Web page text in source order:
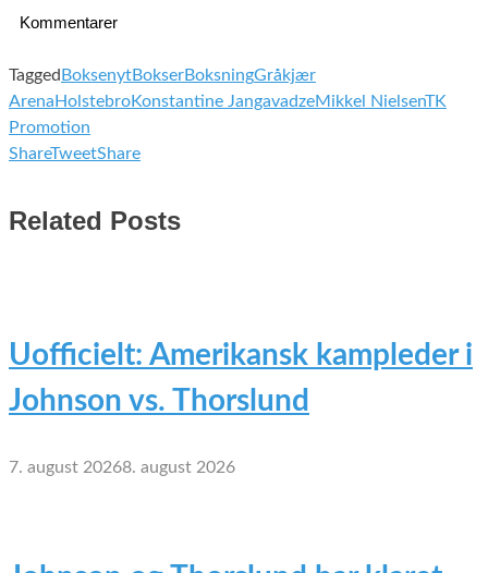
Kommentarer
Tagged BoksenytBokserBoksningGråkjær
Arena HolstebroKonstantine JangavadzeMikkel NielsenTK
Promotion
ShareTweetShare
Related Posts
Uofficielt: Amerikansk kampleder i
Johnson vs. Thorslund
7. august 20268. august 2026